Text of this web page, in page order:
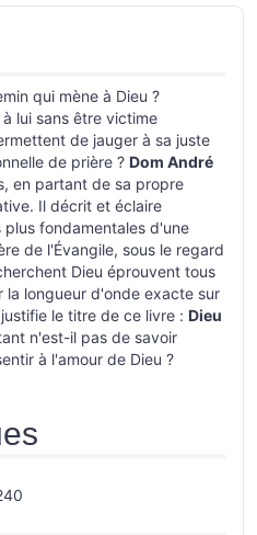
qui mène à Dieu ?
lui sans être victime
de jauger à sa juste
de prière ? Dom André
en partant de sa propre
Il décrit et éclaire
fondamentales d'une
de l'Évangile, sous le regard
Dieu éprouvent tous
longueur d'onde exacte sur
le titre de ce livre : Dieu
n'est-il pas de savoir
à l'amour de Dieu ?